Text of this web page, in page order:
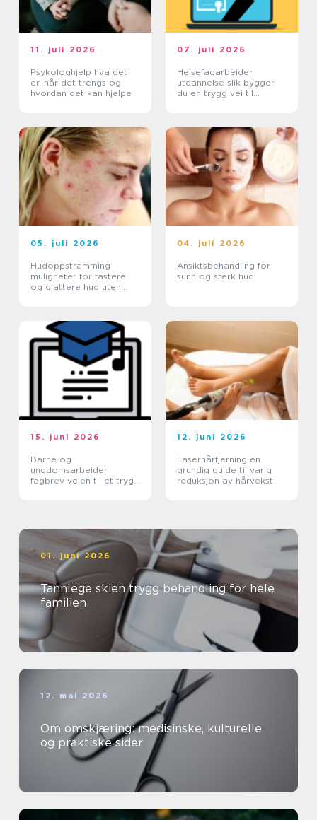
11. juli 2026
Psykologhjelp hva det
er, når det trengs og
hvordan det kan hjelpe
07. juli 2026
Helsefagarbeider
utdannelse slik bygger
du en trygg vei til
05. juli 2026
Hudoppstramming
muligheter for fastere
og glattere hud uten
04. juli 2026
Ansiktsbehandling for
sunn og sterk hud
15. juni 2026
Barne og
ungdomsarbeider
fagbrev veien til et trygt
12. juni 2026
Laserhårfjerning en
grundig guide til varig
reduksjon av hårvekst
01. juni 2026
Tannlege skien trygg behandling for hele
familien
12. mai 2026
Om omskjæring: medisinske, kulturelle
og praktiske sider